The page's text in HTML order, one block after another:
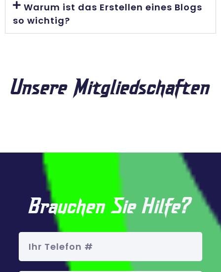
Warum ist das Erstellen eines Blogs
so wichtig?
Unsere Mitgliedschaften
Brauchen Sie Hilfe?